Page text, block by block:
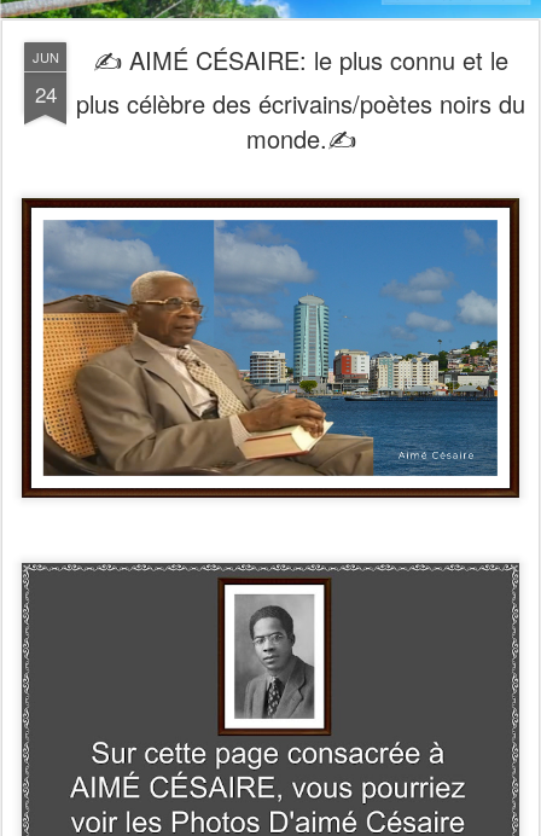
JUN
24
✍ AIMÉ CÉSAIRE: le plus connu et le
plus célèbre des écrivains/poètes noirs du
monde.✍